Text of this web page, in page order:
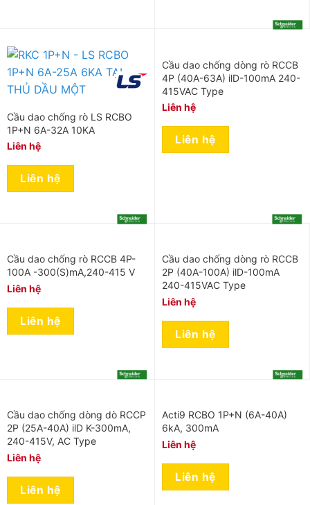
Cầu dao chống rò LS RCBO
1P+N 6A-32A 10KA
Liên hệ
Liên hệ
Cầu dao chống dòng rò RCCB
4P (40A-63A) ilD-100mA 240-
415VAC Type
Liên hệ
Liên hệ
Cầu dao chống rò RCCB 4P-
100A -300(S)mA,240-415 V
Liên hệ
Liên hệ
Cầu dao chống dòng rò RCCB
2P (40A-100A) ilD-100mA
240-415VAC Type
Liên hệ
Liên hệ
Cầu dao chống dòng dò RCCP
2P (25A-40A) ilD K-300mA,
240-415V, AC Type
Liên hệ
Liên hệ
Acti9 RCBO 1P+N (6A-40A)
6kA, 300mA
Liên hệ
Liên hệ